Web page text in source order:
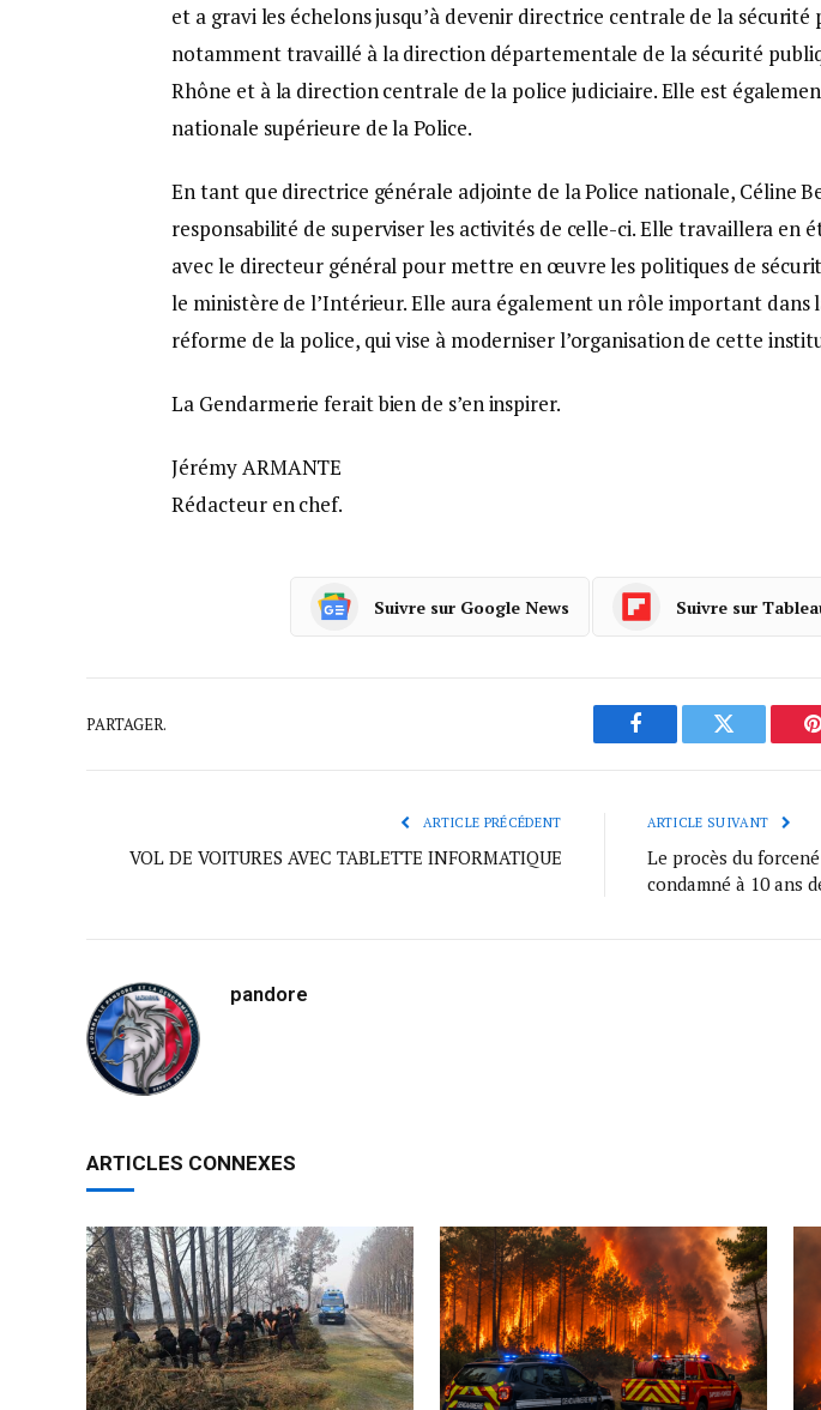
et a gravi les échelons jusqu’à devenir directrice centrale de la sécurité
notamment travaillé à la direction départementale de la sécurité
Rhône et à la direction centrale de la police judiciaire. Elle est
nationale supérieure de la Police.
En tant que directrice générale adjointe de la Police nationale, Céline
responsabilité de superviser les activités de celle-ci. Elle travaillera en
avec le directeur général pour mettre en œuvre les politiques de
le ministère de l’Intérieur. Elle aura également un rôle important dans
réforme de la police, qui vise à moderniser l’organisation de cette
La Gendarmerie ferait bien de s’en inspirer.
Jérémy ARMANTE
Rédacteur en chef.
Suivre sur Google News Suivre sur
PARTAGER.
Facebook Twitter
ARTICLE PRÉCÉDENT
VOL DE VOITURES AVEC TABLETTE INFORMATIQUE
ARTICLE SUIVANT
Le procès du
condamné à 10 ans
pandore
ARTICLES CONNEXES